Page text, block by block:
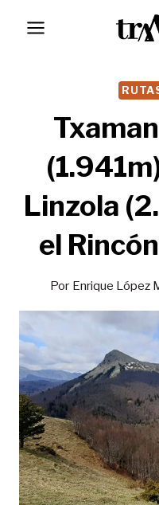
Linzola
el
Por Enrique López